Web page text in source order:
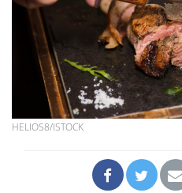
HELIOS8/ISTOCK